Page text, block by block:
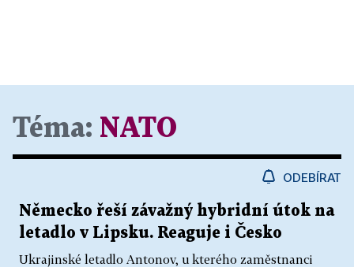
Téma: NATO
ODEBÍRAT
Německo řeší závažný hybridní útok na
letadlo v Lipsku. Reaguje i Česko
Ukrajinské letadlo Antonov, u kterého zaměstnanci